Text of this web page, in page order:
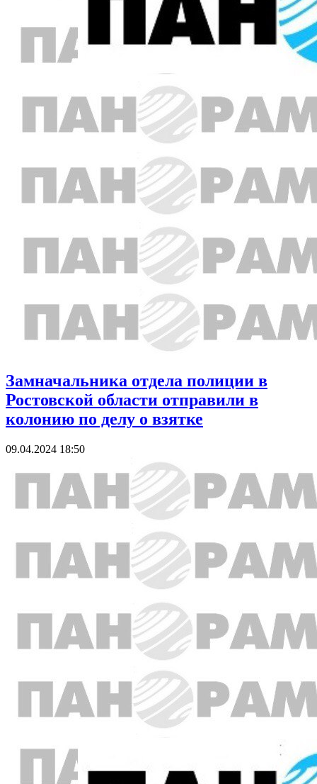
Замначальника отдела полиции в
Ростовской области отправили в
колонию по делу о взятке
09.04.2024 18:50